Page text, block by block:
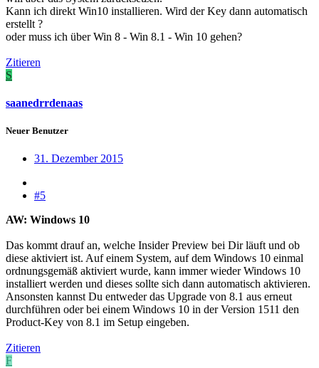
Kann ich direkt Win10 installieren. Wird der Key dann automatisch
erstellt ?
oder muss ich über Win 8 - Win 8.1 - Win 10 gehen?
Zitieren
S
saanedrrdenaas
Neuer Benutzer
31. Dezember 2015
#5
AW: Windows 10
Das kommt drauf an, welche Insider Preview bei Dir läuft und ob
diese aktiviert ist. Auf einem System, auf dem Windows 10 einmal
ordnungsgemäß aktiviert wurde, kann immer wieder Windows 10
installiert werden und dieses sollte sich dann automatisch aktivieren.
Ansonsten kannst Du entweder das Upgrade von 8.1 aus erneut
durchführen oder bei einem Windows 10 in der Version 1511 den
Product-Key von 8.1 im Setup eingeben.
Zitieren
F